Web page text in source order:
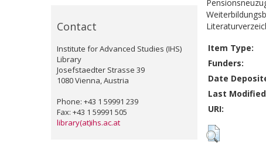
Contact
Institute for Advanced Studies (IHS)
Library
Josefstaedter Strasse 39
1080 Vienna, Austria
Phone: +43 1 59991 239
Fax: +43 1 59991 505
library(at)ihs.ac.at
Item Type:
Funders:
Date
Last
URI: